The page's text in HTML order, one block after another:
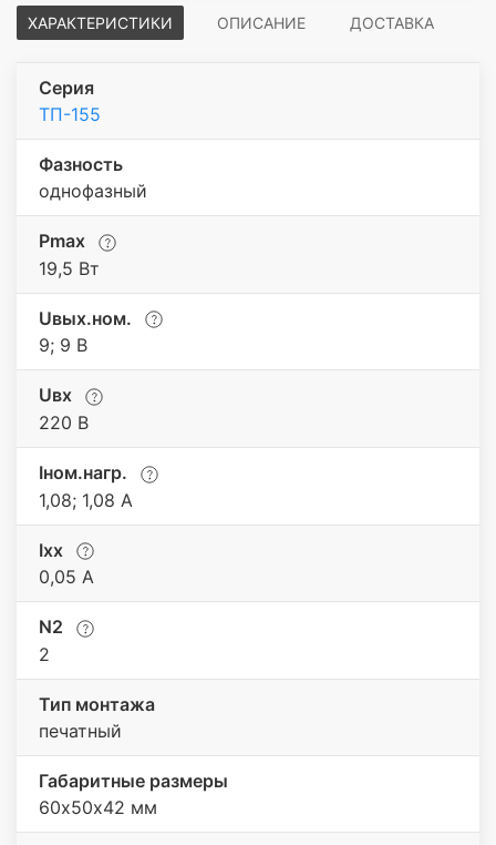
ХАРАКТЕРИСТИКИ ОПИСАНИЕ ДОСТАВКА
Серия
ТП-155
Фазность
однофазный
Pmax
19,5 Вт
Uвых.ном.
9; 9 В
Uвх
220 В
Iном.нагр.
1,08; 1,08 А
Iхх
0,05 A
N2
2
Тип монтажа
печатный
Габаритные размеры
60х50х42 мм